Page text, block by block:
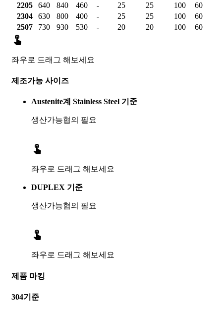
2205
640 840 460 - 25 25 100
60
2304
630 800 400 - 25 25 100
60
2507
730 930 530 - 20 20 100 60

좌우로 드래그 해보세요
제조가능 사이즈
Austenite계 Stainless Steel 기준
생산가능협의 필요

좌우로 드래그 해보세요
DUPLEX 기준
생산가능협의 필요

좌우로 드래그 해보세요
제품 마킹
304기준